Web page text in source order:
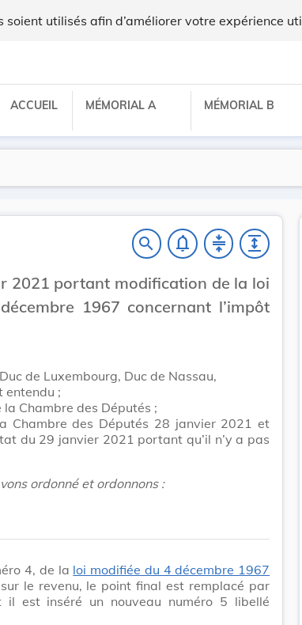
utilisés afin d’améliorer votre expérience
ACCUEIL MÉMORIAL A MÉMORIAL B
search notifications_none compress expand
2021 portant modification de la loi
1967 concernant l’impôt
de Luxembourg, Duc de Nassau,
entendu ;
la Chambre des Députés ;
Chambre des Députés 28 janvier 2021 et
du 29 janvier 2021 portant qu’il n’y a pas
ordonné et ordonnons :
4, de la loi modifiée du 4 décembre 1967
le revenu, le point final est remplacé par
il est inséré un nouveau numéro 5 libellé